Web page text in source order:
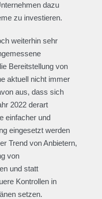
dazu
zu investieren.
weiterhin sehr
Bereitstellung von
aktuell nicht immer
aus, dass sich
2022 derart
einfacher und
eingesetzt werden
Trend von Anbietern,
von
und statt
Kontrollen in
setzen.